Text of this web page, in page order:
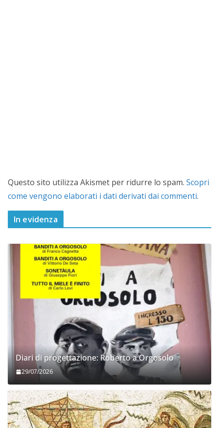
Questo sito utilizza Akismet per ridurre lo spam. Scopri
come vengono elaborati i dati derivati dai commenti.
In evidenza
Diari di progettazione: Roberto a Orgosolo
29/07/2026